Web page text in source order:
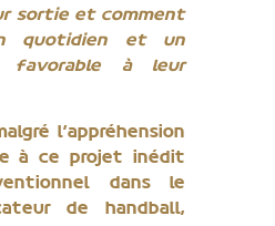
sortie et comment
quotidien et un
favorable à leur
l’appréhension
à ce projet inédit
dans le
de handball,